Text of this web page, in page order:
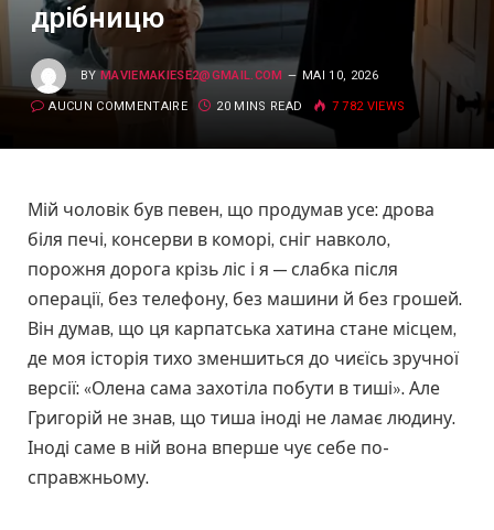
дрібницю
BY MAVIEMAKIESE2@GMAIL.COM MAI 10, 2026
AUCUN COMMENTAIRE 20 MINS READ 7 782 VIEWS
Мій чоловік був певен, що продумав усе: дрова
біля печі, консерви в коморі, сніг навколо,
порожня дорога крізь ліс і я — слабка після
операції, без телефону, без машини й без грошей.
Він думав, що ця карпатська хатина стане місцем,
де моя історія тихо зменшиться до чиєїсь зручної
версії: «Олена сама захотіла побути в тиші». Але
Григорій не знав, що тиша іноді не ламає людину.
Іноді саме в ній вона вперше чує себе по-
справжньому.